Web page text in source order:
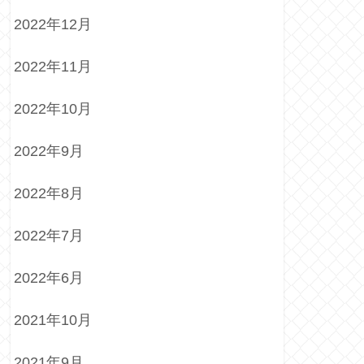
2022年12月
2022年11月
2022年10月
2022年9月
2022年8月
2022年7月
2022年6月
2021年10月